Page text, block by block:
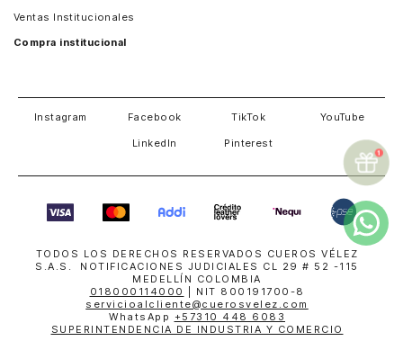
Ventas Institucionales
Compra institucional
Instagram Facebook TikTok YouTube
LinkedIn Pinterest
TODOS LOS DERECHOS RESERVADOS CUEROS VÉLEZ
S.A.S. NOTIFICACIONES JUDICIALES CL 29 # 52 -115
MEDELLÍN COLOMBIA
018000114000
| NIT 800191700-8
servicioalcliente@cuerosvelez.com
WhatsApp +57310 448 6083
SUPERINTENDENCIA DE INDUSTRIA Y COMERCIO